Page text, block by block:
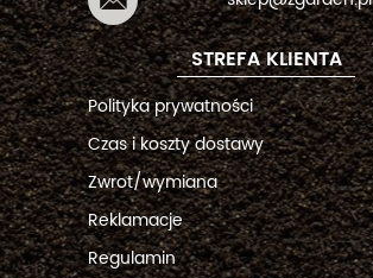
STREFA KLIENTA
Polityka prywatności
Czas i koszty dostawy
Zwrot/wymiana
Reklamacje
Regulamin